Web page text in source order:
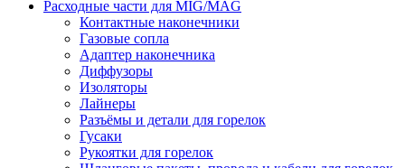
Расходные части для MIG/MAG
Контактные наконечники
Газовые сопла
Адаптер наконечника
Диффузоры
Изоляторы
Лайнеры
Разъёмы и детали для горелок
Гусаки
Рукоятки для горелок